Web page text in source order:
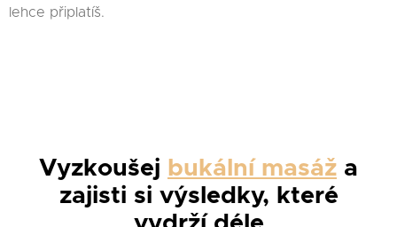
lehce připlatíš.
Vyzkoušej bukální masáž a
zajisti si výsledky, které